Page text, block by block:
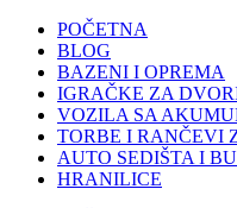
POČETNA
BLOG
BAZENI I OPREMA
IGRAČKE ZA
VOZILA SA
TORBE I RANČEVI
AUTO SEDIŠTA I
HRANILICE